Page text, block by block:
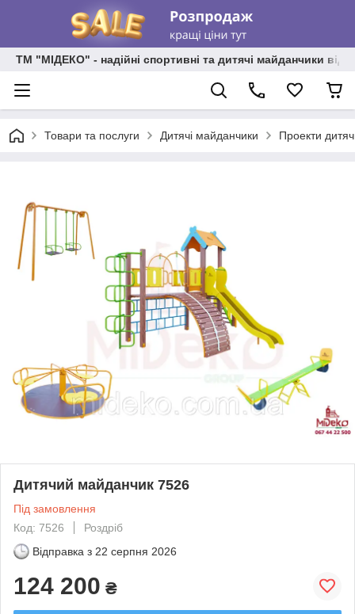
ТМ "МІДЕКО" - надійні спортивні та дитячі майданчики від
Товари та послуги Дитячі майданчики Проекти
Дитячий майданчик 7526
Під замовлення
Код: 7526
Роздріб
Відправка з 22 серпня 2026
124 200 ₴